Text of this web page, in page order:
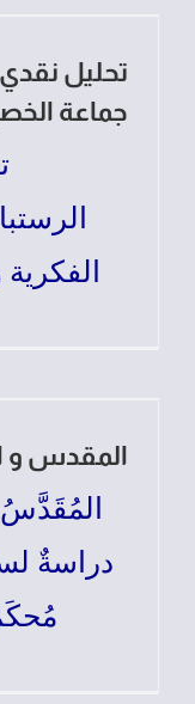
تحليل
جماعة
المقدس و
دراسةٌ